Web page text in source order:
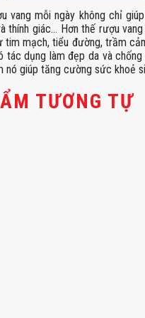
vang mỗi ngày không chỉ
thính giác… Hơn thế rượu
tim mạch, tiểu đường, trầm
tác dụng làm đẹp da và
nó giúp tăng cường sức khoẻ
TƯƠNG TỰ